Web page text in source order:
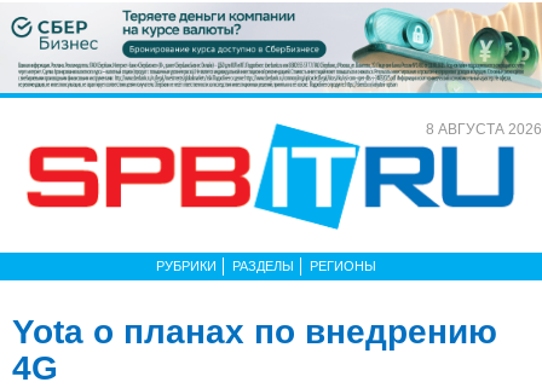
8 АВГУСТА 2026
РУБРИКИ РАЗДЕЛЫ РЕГИОНЫ
Yota о планах по внедрению
4G